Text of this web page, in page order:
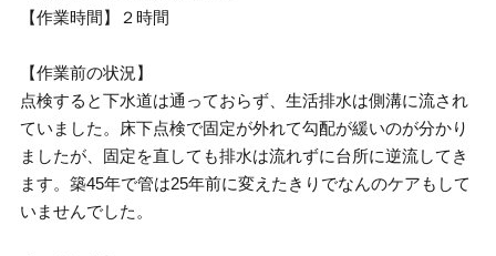
【作業時間】２時間
【作業前の状況】
点検すると下水道は通っておらず、生活排水は側溝に流され
ていました。床下点検で固定が外れて勾配が緩いのが分かり
ましたが、固定を直しても排水は流れずに台所に逆流してき
ます。築45年で管は25年前に変えたきりでなんのケアもして
いませんでした。